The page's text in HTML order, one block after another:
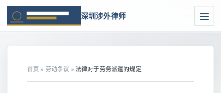
深圳涉外律师
首页 » 劳动争议 »法律对于劳务派遣的规定